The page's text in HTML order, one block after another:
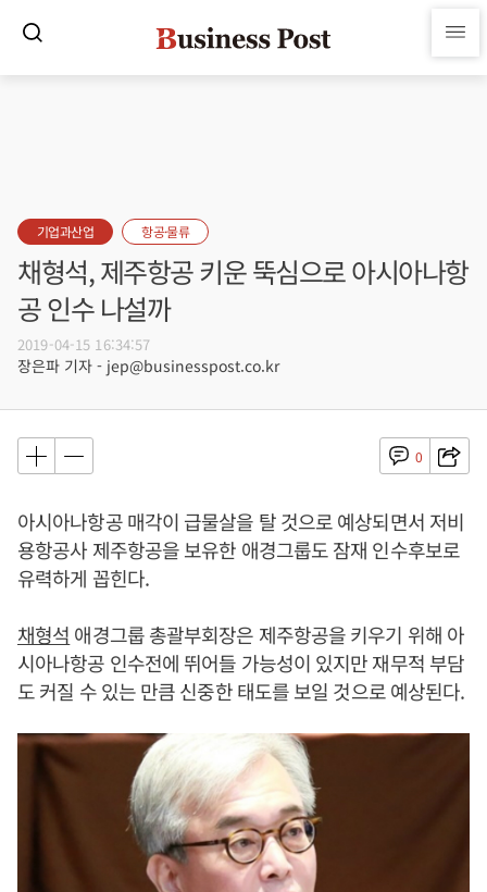
기업과산업 항공·물류
채형석, 제주항공 키운 뚝심으로 아시아나항
공 인수 나설까
2019-04-15 16:34:57
장은파 기자 - jep@businesspost.co.kr
0
아시아나항공 매각이 급물살을 탈 것으로 예상되면서 저비
용항공사 제주항공을 보유한 애경그룹도 잠재 인수후보로
유력하게 꼽힌다.
채형석 애경그룹 총괄부회장은 제주항공을 키우기 위해 아
시아나항공 인수전에 뛰어들 가능성이 있지만 재무적 부담
도 커질 수 있는 만큼 신중한 태도를 보일 것으로 예상된다.